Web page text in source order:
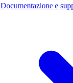
Documentazione e